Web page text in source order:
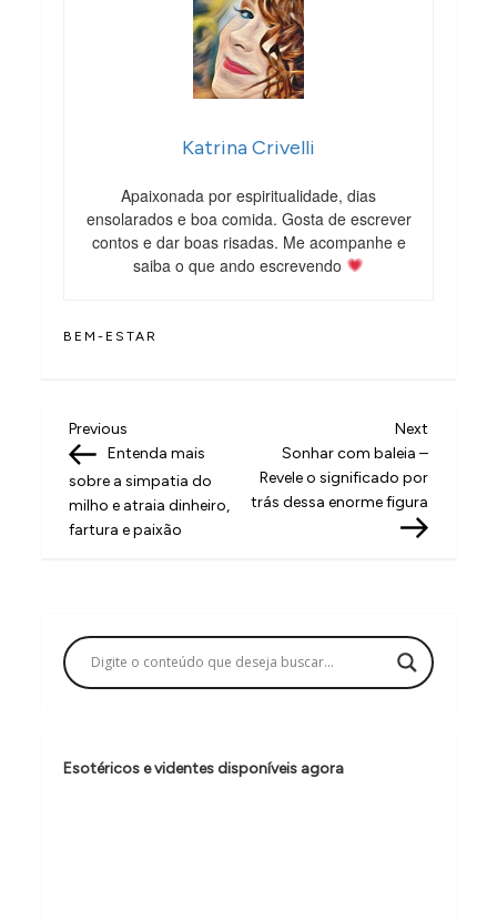
Katrina Crivelli
Apaixonada por espiritualidade, dias
ensolarados e boa comida. Gosta de escrever
contos e dar boas risadas. Me acompanhe e
saiba o que ando escrevendo
BEM-ESTAR
N
a
v
e
ç
ã
d
Previous
Post
Previous
Entenda mais
sobre a simpatia do
milho e atraia dinheiro,
fartura e paixão
Next
Post
Next
Sonhar com baleia –
Revele o significado por
trás dessa enorme figura
Esotéricos e videntes disponíveis agora